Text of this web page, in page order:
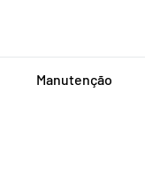
Manutenção